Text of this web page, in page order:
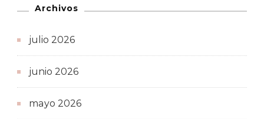
Archivos
julio 2026
junio 2026
mayo 2026